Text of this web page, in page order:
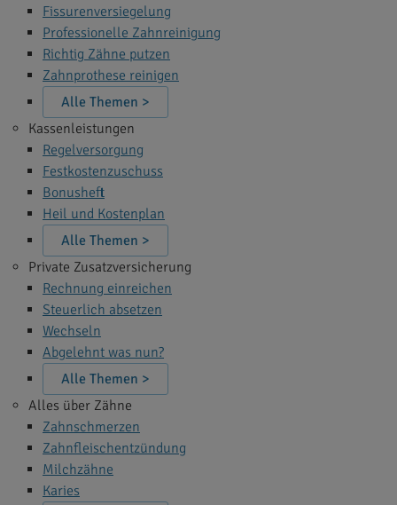
Fissurenversiegelung
Professionelle Zahnreinigung
Richtig Zähne putzen
Zahnprothese reinigen
Alle Themen >
Kassenleistungen
Regelversorgung
Festkostenzuschuss
Bonusheft
Heil und Kostenplan
Alle Themen >
Private Zusatzversicherung
Rechnung einreichen
Steuerlich absetzen
Wechseln
Abgelehnt was nun?
Alle Themen >
Alles über Zähne
Zahnschmerzen
Zahnfleischentzündung
Milchzähne
Karies